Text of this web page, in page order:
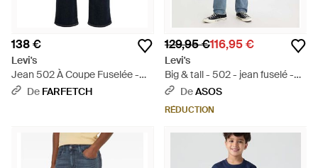
138 €
Levi's
Jean 502 À Coupe Fuselée -
BleuDe FARFETCH
129,95 €116,95 €
Levi's
Big & tall - 502 - jean fuselé -
délavage moyen vintage - Bleu
DeASOS
RÉDUCTION